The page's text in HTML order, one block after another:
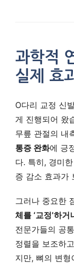
과학적
실제 효
O다리 교정 신
게 진행되어 왔
무릎 관절의 내
통증 완화에 긍
다. 특히, 경미
증 감소 효과가
그러나 중요한
체를 ‘교정’하
전문가들의 공
정렬을 보조하
지만, 뼈의 변